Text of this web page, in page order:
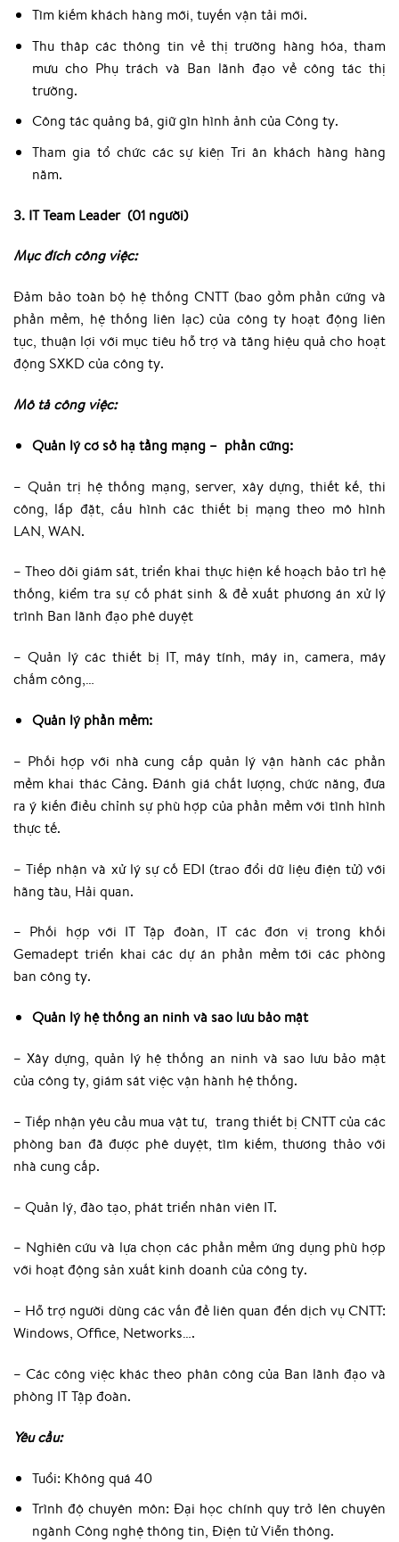
Tìm kiếm khách hàng mới, tuyến vận tải mới.
Thu thập các thông tin về thị trường hàng hóa, tham
mưu cho Phụ trách và Ban lãnh đạo về công tác thị
trường.
Công tác quảng bá, giữ gìn hình ảnh của Công ty.
Tham gia tổ chức các sự kiện Tri ân khách hàng hàng
năm.
3. IT Team Leader (01 người)
Mục đích công việc:
Đảm bảo toàn bộ hệ thống CNTT (bao gồm phần cứng và
phần mềm, hệ thống liên lạc) của công ty hoạt động liên
tục, thuận lợi với mục tiêu hỗ trợ và tăng hiệu quả cho hoạt
động SXKD của công ty.
Mô tả công việc:
Quản lý cơ sở hạ tầng mạng – phần cứng:
– Quản trị hệ thống mạng, server, xây dựng, thiết kế, thi
công, lắp đặt, cấu hình các thiết bị mạng theo mô hình
LAN, WAN.
– Theo dõi giám sát, triển khai thực hiện kế hoạch bảo trì hệ
thống, kiểm tra sự cố phát sinh & đề xuất phương án xử lý
trình Ban lãnh đạo phê duyệt
– Quản lý các thiết bị IT, máy tính, máy in, camera, máy
chấm công,…
Quản lý phần mềm:
– Phối hợp với nhà cung cấp quản lý vận hành các phần
mềm khai thác Cảng. Đánh giá chất lượng, chức năng, đưa
ra ý kiến điều chỉnh sự phù hợp của phần mềm với tình hình
thực tế.
– Tiếp nhận và xử lý sự cố EDI (trao đổi dữ liệu điện tử) với
hãng tàu, Hải quan.
– Phối hợp với IT Tập đoàn, IT các đơn vị trong khối
Gemadept triển khai các dự án phần mềm tới các phòng
ban công ty.
Quản lý hệ thống an ninh và sao lưu bảo mật
– Xây dựng, quản lý hệ thống an ninh và sao lưu bảo mật
của công ty, giám sát việc vận hành hệ thống.
– Tiếp nhận yêu cầu mua vật tư, trang thiết bị CNTT của các
phòng ban đã được phê duyệt, tìm kiếm, thương thảo với
nhà cung cấp.
– Quản lý, đào tạo, phát triển nhân viên IT.
– Nghiên cứu và lựa chọn các phần mềm ứng dụng phù hợp
với hoạt động sản xuất kinh doanh của công ty.
– Hỗ trợ người dùng các vấn đề liên quan đến dịch vụ CNTT:
Windows, Office, Networks….
– Các công việc khác theo phân công của Ban lãnh đạo và
phòng IT Tập đoàn.
Yêu cầu:
Tuổi: Không quá 40
Trình độ chuyên môn: Đại học chính quy trở lên chuyên
ngành Công nghệ thông tin, Điện tử Viễn thông.